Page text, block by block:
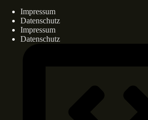
Impressum
Datenschutz
Impressum
Datenschutz